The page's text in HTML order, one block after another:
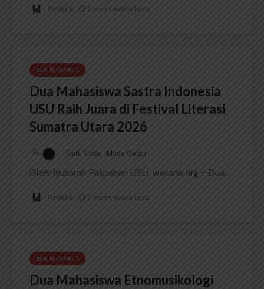
Redaksi 2 menit waktu baca
BERITA KAMPUS
Dua Mahasiswa Sastra Indonesia
USU Raih Juara di Festival Literasi
Sumatra Utara 2026
Dark Mode | Moda Gelap
Oleh: Iyusarah Pakpahan USU, wacana.org – Dua...
Redaksi 2 menit waktu baca
BERITA KAMPUS
Dua Mahasiswa Etnomusikologi